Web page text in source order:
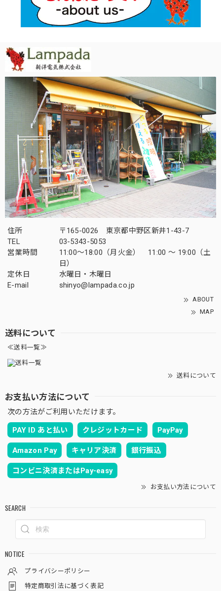
住所
〒165-0026 東京都中野区新井1-43-7
TEL
03-5343-5053
営業時間
11:00～18:00（月火金） 11:00 ～ 19:00（土
日）
定休日
水曜日・木曜日
E-mail
shinyo@lampada.co.jp
ABOUT
MAP
送料について
≪送料一覧≫
送料について
お支払い方法について
次の方法がご利用いただけます。
PAY ID あと払い クレジットカード PayPay
Amazon Pay キャリア決済 銀行振込
コンビニ決済またはPay-easy
お支払い方法について
SEARCH
NOTICE
プライバシーポリシー
特定商取引法に基づく表記